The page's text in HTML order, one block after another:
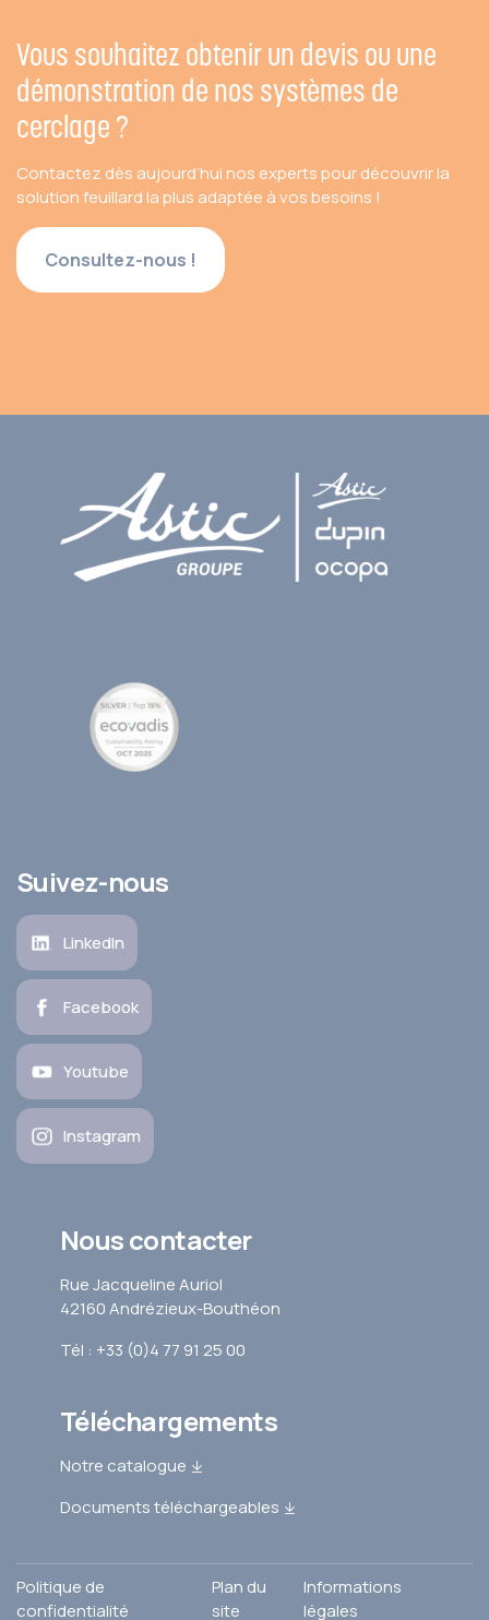
Vous souhaitez obtenir un devis ou une
démonstration de nos systèmes de
cerclage ?
Contactez dès aujourd’hui nos experts pour découvrir la
solution feuillard la plus adaptée à vos besoins !
Consultez-nous !
Suivez-nous
LinkedIn
Facebook
Youtube
Instagram
Nous contacter
Rue Jacqueline Auriol
42160 Andrézieux-Bouthéon
Tél : +33 (0)4 77 91 25 00
Téléchargements
Notre catalogue
Documents téléchargeables
Politique de
confidentialité
Plan du
site
Informations
légales